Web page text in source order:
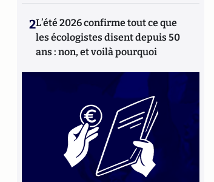
2L’été 2026 confirme tout ce que
les écologistes disent depuis 50
ans : non, et voilà pourquoi